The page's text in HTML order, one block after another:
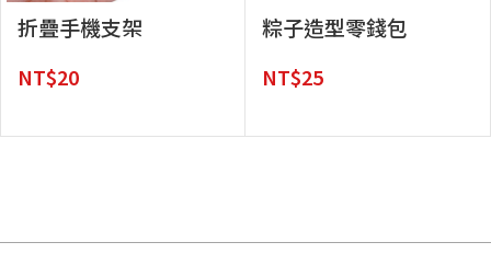
折疊手機支架
NT$20
粽子造型零錢包
NT$25